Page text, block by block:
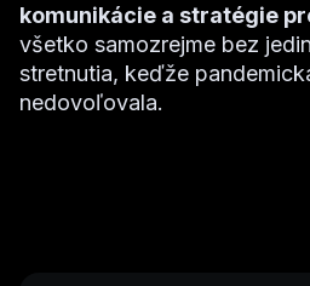
komunikácie a stratégie
všetko samozrejme bez
stretnutia, keďže
nedovoľovala.